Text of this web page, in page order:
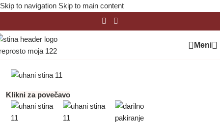
Skip to navigation Skip to main content
Meni
Domov/Uhani/Stina
Klikni za povečavo